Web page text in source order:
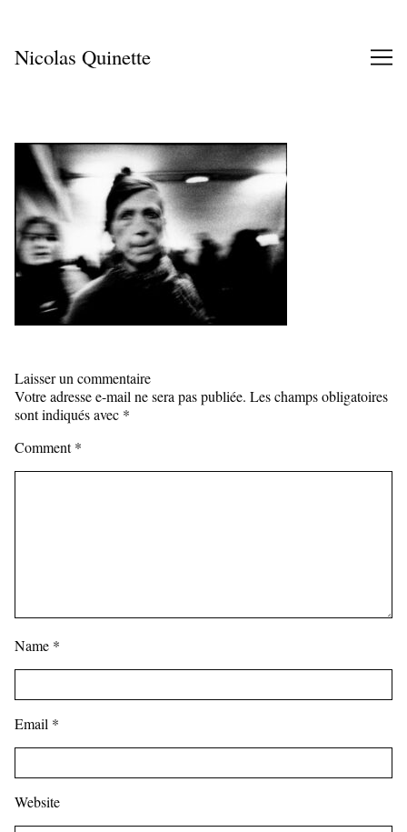
Nicolas Quinette
Laisser un commentaire
Votre adresse e-mail ne sera pas publiée. Les champs obligatoires
sont indiqués avec *
Comment*
Name *
Email *
Website